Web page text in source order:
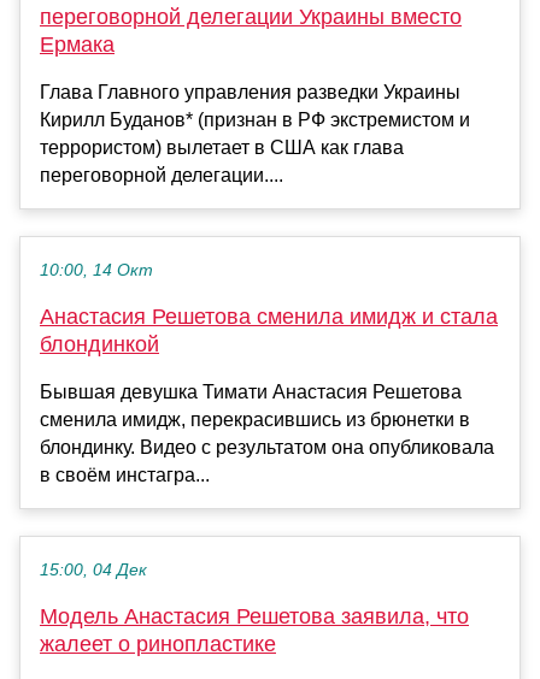
переговорной делегации Украины вместо
Ермака
Глава Главного управления разведки Украины
Кирилл Буданов* (признан в РФ экстремистом и
террористом) вылетает в США как глава
переговорной делегации....
10:00, 14 Окт
Анастасия Решетова сменила имидж и стала
блондинкой
Бывшая девушка Тимати Анастасия Решетова
сменила имидж, перекрасившись из брюнетки в
блондинку. Видео с результатом она опубликовала
в своём инстагра...
15:00, 04 Дек
Модель Анастасия Решетова заявила, что
жалеет о ринопластике